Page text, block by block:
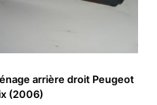
arrière droit Peugeot
(2006)